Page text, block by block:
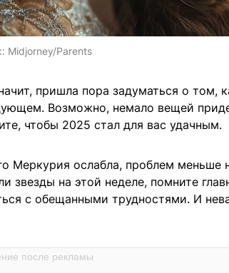
Midjorney/Parents
пришла пора задуматься о том,
Возможно, немало вещей
чтобы 2025 стал для вас удачным.
Меркурия ослабла, проблем меньше
звезды на этой неделе, помните
с обещанными трудностями. И